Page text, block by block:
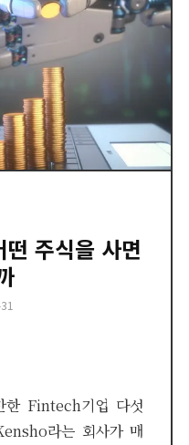
주식을 사면
한 Fintech기업 다섯
라는 회사가 매